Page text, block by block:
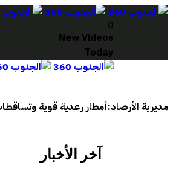
0
New Videos
Today
آخر الأخبار
مديرية الأرصاد:أمطار رعدية قوية